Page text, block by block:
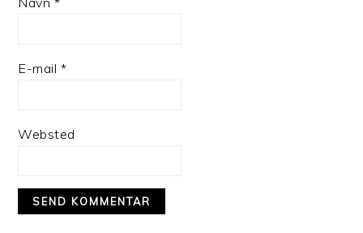
E-mail *
Websted